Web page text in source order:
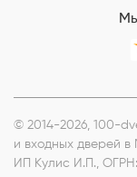
© 2014-2026, 100-
и входных дверей в
ИП Кулис И.П.,